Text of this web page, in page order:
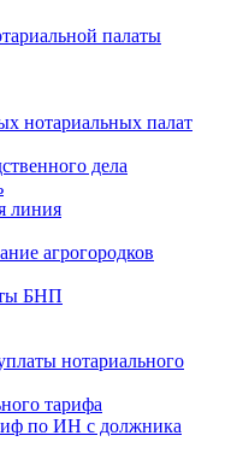
палаты
нотариальных палат
дела
линия
агрогородков
БНП
нотариального
тарифа
по ИН с должника